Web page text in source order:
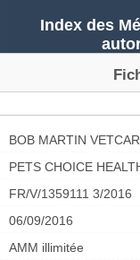
Index des
BOB MARTIN
PETS CHOICE
FR/V/1359111 3/2016
06/09/2016
AMM illimitée